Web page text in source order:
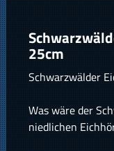
25cm
Schwarzwälder
Was wäre der
niedlichen